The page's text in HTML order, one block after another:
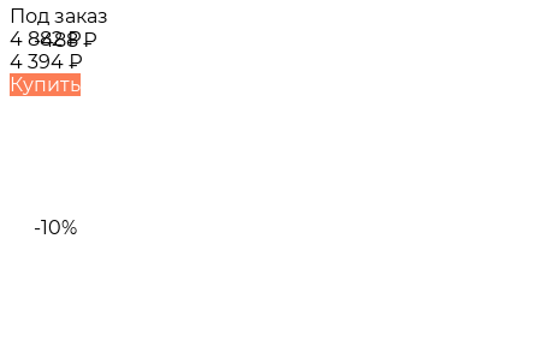
-488₽
Под заказ
4 882₽
4 394 ₽
Купить
-10%